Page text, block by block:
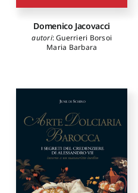
Domenico Jacovacci
autori:Guerrieri Borsoi
Maria Barbara